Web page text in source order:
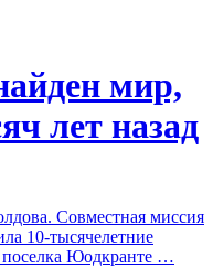
мир,
лет назад
Совместная миссия
10-тысячелетние
поселка Юодкранте …